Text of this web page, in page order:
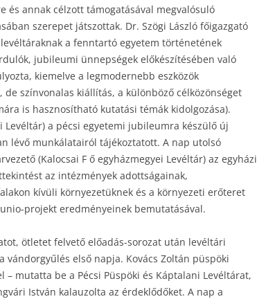
és annak célzott támogatásával megvalósuló
szerepet játszottak. Dr. Szögi László főigazgató
levéltáraknak a fenntartó egyetem történetének
jubileumi ünnepségek előkészítésében való
kiemelve a legmodernebb eszközök
színvonalas kiállítás, a különböző célközönséget
is hasznosítható kutatási témák kidolgozása).
Levéltár) a pécsi egyetemi jubileumra készülő új
lévő munkálatairól tájékoztatott. A nap utolsó
(Kalocsai F ő egyházmegyei Levéltár) az egyházi
az intézmények adottságainak,
kívüli környezetüknek és a környezeti erőteret
projekt eredményeinek bemutatásával.
ötletet felvető előadás-sorozat után levéltári
első napja. Kovács Zoltán püspöki
– mutatta be a Pécsi Püspöki és Káptalani Levéltárat,
István kalauzolta az érdeklődőket. A nap a